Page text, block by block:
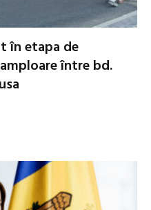
în etapa de
între bd.